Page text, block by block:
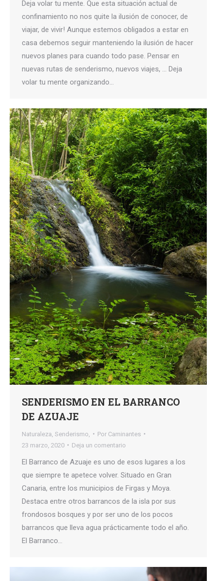
Deja volar tu mente. Que esta situación actual de
confinamiento no nos quite la ilusión de conocer, de
viajar, de vivir! Aunque estemos obligados a estar en
casa debemos seguir manteniendo la ilusión de hacer
nuevos planes para cuando todo pase. Pensar en
nuevas rutas de senderismo, nuevos viajes, … Deja
volar tu mente organizando…
SENDERISMO EN EL BARRANCO
DE AZUAJE
Naturaleza Senderismo, Por Caminantes
23 marzo, 2020
Deja un comentario
El Barranco de Azuaje es uno de esos lugares a los
que siempre te apetece volver. Situado en Gran
Canaria, entre los municipios de Firgas y Moya.
Destaca entre otros barrancos de la isla por sus
frondosos bosques y por ser uno de los pocos
barrancos que lleva agua prácticamente todo el año.
El Barranco…